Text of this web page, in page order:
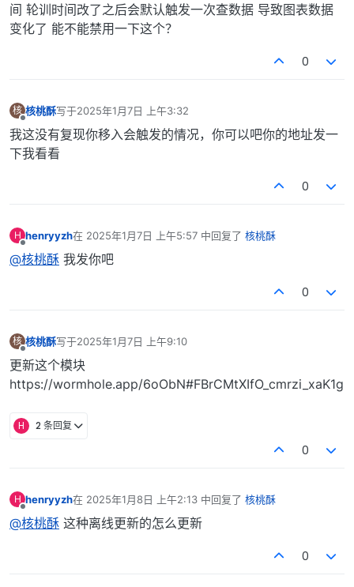
间 轮训时间改了之后会默认触发一次查数据 导致图表数据
变化了 能不能禁用一下这个？
0
核
离线
核桃酥写于2025年1月7日 上午3:32
最后由 编辑
我这没有复现你移入会触发的情况，你可以吧你的地址发一
下我看看
0
H
离线
henryyzh在 2025年1月7日 上午5:57 中回复了 核桃酥
最后由 编辑
@核桃酥 我发你吧
0
核
离线
核桃酥写于2025年1月7日 上午9:10
最后由 编辑
更新这个模块
https://wormhole.app/6oObN#FBrCMtXIfO_cmrzi_xaK1g
H 2 条回复
0
H
离线
henryyzh在 2025年1月8日 上午2:13 中回复了 核桃酥
最后由 编辑
@核桃酥 这种离线更新的怎么更新
0